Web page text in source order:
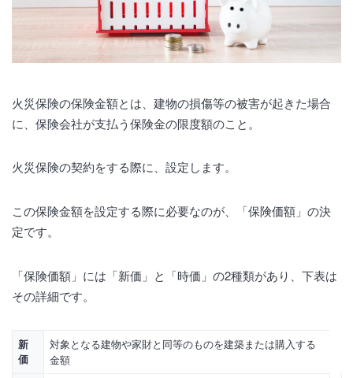
火災保険の保険金額とは、建物の損傷等の被害が起きた場合
に、保険会社が支払う保険金の限度額のこと。
火災保険の契約をする際に、設定します。
この保険金額を設定する際に必要なのが、「保険価額」の決
定です。
「保険価額」には「新価」と「時価」の2種類があり、下表は
その詳細です。
新
価
対象となる建物や家財と同等のものを建築または購入する
金額